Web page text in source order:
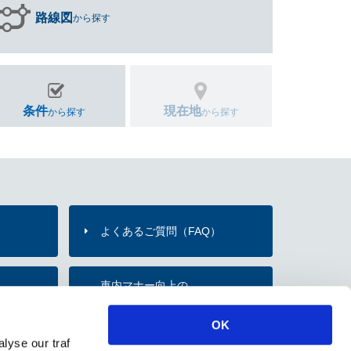
our traf
OK
路線図 から探す
条件から探す 現在地から探す
よくあるご質問（FAQ）
車内マナー向上の